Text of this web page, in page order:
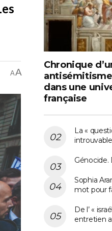
AA
Chronique
dans une
française
La «
introuvable
Génocide.
Sophia
mot pour
De l’ «
entretien